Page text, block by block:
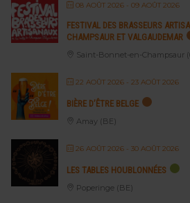
08 AOÛT 2026 - 09 AOÛT 2026
FESTIVAL DES BRASSEURS
CHAMPSAUR ET VALGAUDEMAR
Saint-Bonnet-en-Champsaur
22 AOÛT 2026 - 23 AOÛT 2026
BIÈRE D’ÊTRE BELGE
Amay (BE)
26 AOÛT 2026 - 30 AOÛT 2026
LES TABLES HOUBLONNÉES
Poperinge (BE)